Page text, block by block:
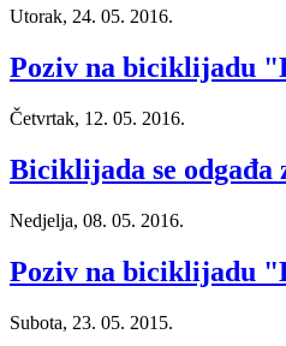
Utorak, 24. 05. 2016.
Poziv na biciklijadu
Četvrtak, 12. 05. 2016.
Biciklijada se odgađa
Nedjelja, 08. 05. 2016.
Poziv na biciklijadu
Subota, 23. 05. 2015.